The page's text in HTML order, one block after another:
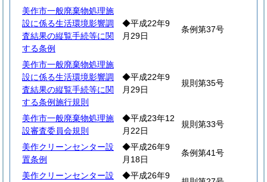
美作市一般廃棄物処理施
設に係る生活環境影響調
査結果の縦覧手続等に関
する条例
◆平成22年9
月29日
条例第37号
美作市一般廃棄物処理施
設に係る生活環境影響調
査結果の縦覧手続等に関
する条例施行規則
◆平成22年9
月29日
規則第35号
美作市一般廃棄物処理施
設審査委員会規則
◆平成23年12
月22日
規則第33号
美作クリーンセンター設
置条例
◆平成26年9
月18日
条例第41号
美作クリーンセンター設 ◆平成26年9